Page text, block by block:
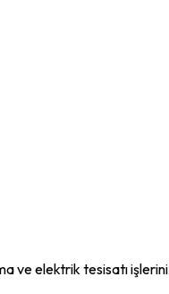
elektrik tesisatı